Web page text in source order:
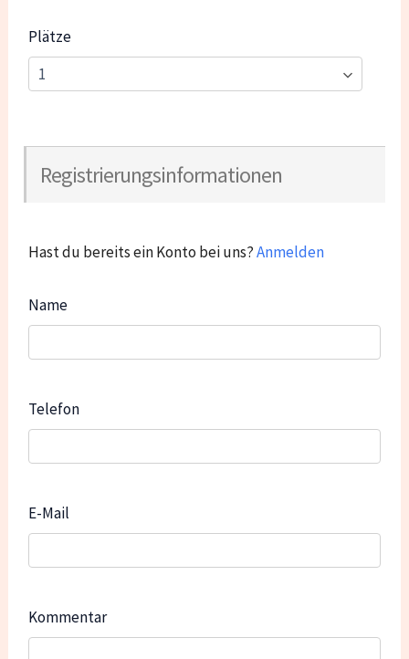
Plätze
Registrierungsinformationen
Hast du bereits ein Konto bei uns?Anmelden
Name
Telefon
E-Mail
Kommentar